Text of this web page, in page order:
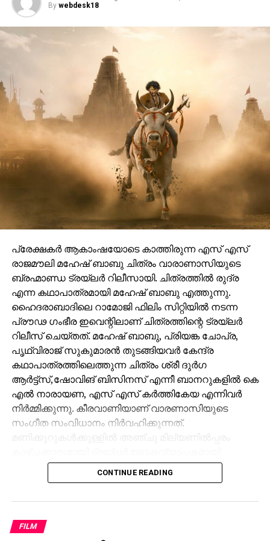
By webdesk18
പ്രേക്ഷകർ ആകാംഷയോടെ കാത്തിരുന്ന എസ് എസ്
രാജമൗലി മഹേഷ് ബാബു ചിത്രം വാരാണാസിയുടെ
ബ്രഹ്മാണ്ഡ ട്രയ്ലർ റിലീസായി. ചിത്രത്തിൽ രുദ്ര
എന്ന കഥാപാത്രമായി മഹേഷ് ബാബു എത്തുന്നു.
ഹൈദരാബാദിലെ റാമോജി ഫിലിം സിറ്റിയിൽ നടന്ന
പ്രൗഢ ഗംഭീര ഇവെന്റിലാണ് ചിത്രത്തിന്റെ ട്രയ്ലർ
റിലീസ് ചെയ്തത്. മഹേഷ് ബാബു, പ്രിയങ്ക ചോപ്ര,
പൃഥ്വിരാജ് സുകുമാരൻ തുടങ്ങിയവർ കേന്ദ്ര
കഥാപാത്രത്തിലെത്തുന്ന ചിത്രം ശ്രീ ദുർഗ
ആർട്ട്സ്,ഷോവിങ് ബിസിനസ് എന്നീ ബാനറുകളിൽ കെ
എൽ നാരായണ, എസ് എസ് കർത്തികേയ എന്നിവർ
നിർമ്മിക്കുന്നു. കീരവാണിയാണ് വാരണാസിയുടെ
സംഗീത സംവിധാനം നിർവഹിക്കുന്നത്.
ട്രെൻഡിങ്ങിൽ മുന്നിലാണ്.
നടന്ന ഇവെന്റിൽ 130×100 ഫീറ്റിൽ പ്രത്യേകമായി
സജ്ജീകരിച്ച സ്‌ക്രീനിലാണ് പ്രദർശിപ്പിച്ചത് . സിഇ
CONTINUE READING
FILM